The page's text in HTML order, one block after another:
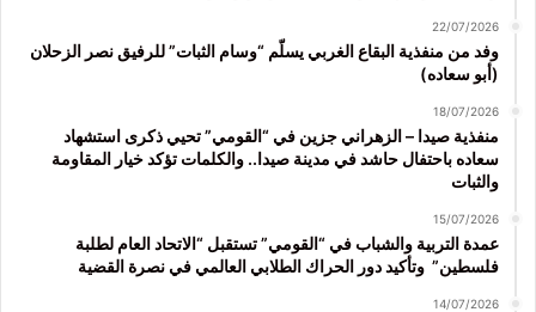
22/07/2026
وفد من منفذية البقاع الغربي يسلّم “وسام الثبات” للرفيق نصر الزحلان
(أبو سعاده)
18/07/2026
منفذية صيدا – الزهراني جزين في “القومي” تحيي ذكرى استشهاد
سعاده باحتفال حاشد في مدينة صيدا.. والكلمات تؤكد خيار المقاومة
والثبات
15/07/2026
عمدة التربية والشباب في “القومي” تستقبل “الاتحاد العام لطلبة
فلسطين” وتأكيد دور الحراك الطلابي العالمي في نصرة القضية
14/07/2026